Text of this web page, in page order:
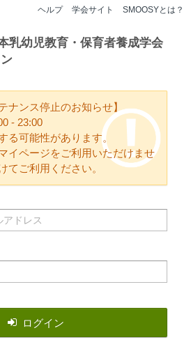
ヘルプ 学会サイト SMOOSYとは？
幼児教育・保育者養成学会
ナンス停止のお知らせ】
- 23:00
可能性があります。
イページをご利用いただけませ
てご利用ください。
ログイン